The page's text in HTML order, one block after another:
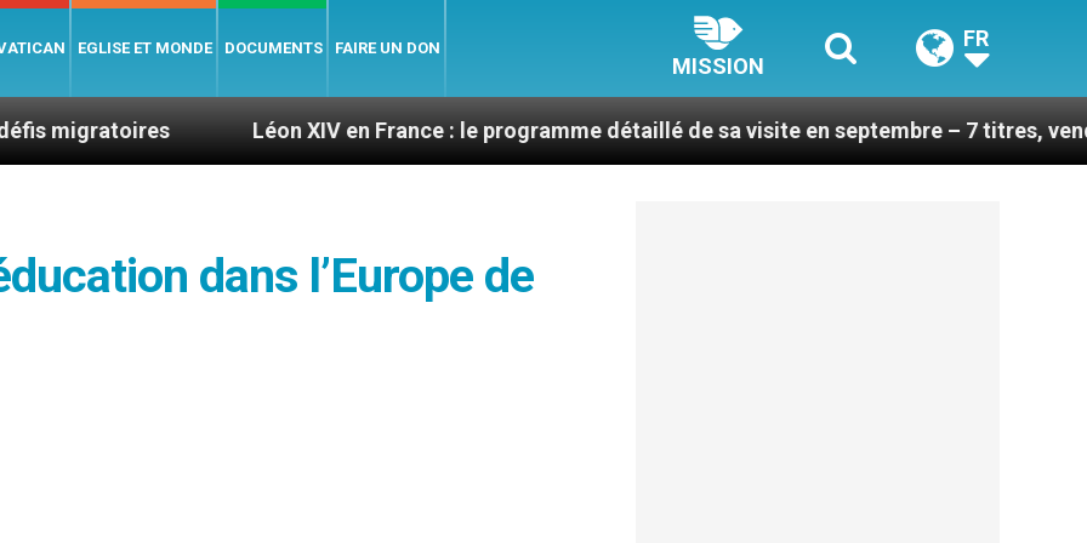
EGLISE ET MONDE DOCUMENTS FAIRE UN DON
MISSION
FR
Léon XIV en France : le programme détaillé de sa visite en septembre – 7 titres, vendredi 7
dans l’Europe de